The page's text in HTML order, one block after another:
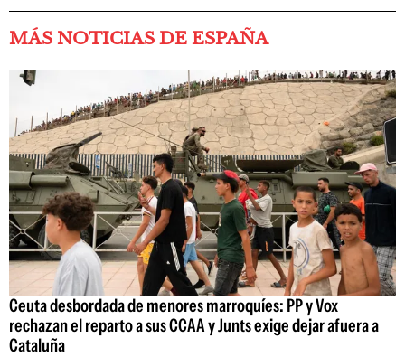
MÁS NOTICIAS DE ESPAÑA
Ceuta desbordada de menores marroquíes: PP y Vox
rechazan el reparto a sus CCAA y Junts exige dejar afuera a
Cataluña